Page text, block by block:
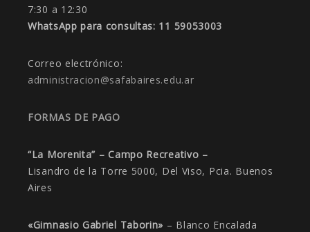
7:30 a 12:30
WhatsApp para consultas: 11 59053003
Correo electrónico:
administracion@safabaires.edu.ar
FORMAS DE PAGO
“La Morenita” – Campo Recreativo –
Lisandro de la Torre 5000, Del Viso, Pcia. Buenos
Aires
«Gimnasio Gabriel Taborin» – Blanco Encalada